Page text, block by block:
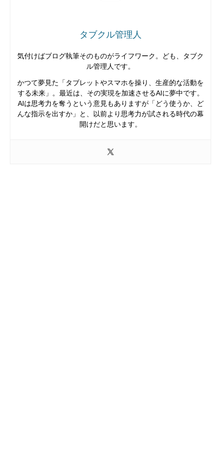
タブクル管理人
気付けばブログ執筆そのものがライフワーク。ども、タブク
ル管理人です。
かつて夢見た「タブレットやスマホを操り、生産的な活動を
する未来」。最近は、その実現を加速させるAIに夢中です。
AIは思考力を奪うという意見もありますが「どう使うか、ど
んな指示を出すか」と、以前より思考力が試される時代の幕
開けだと思います。